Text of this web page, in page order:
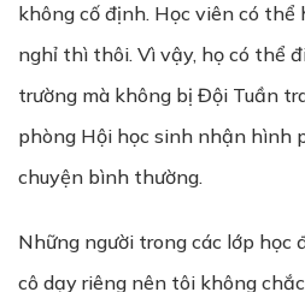
không cố định. Học viên có thể
nghỉ thì thôi. Vì vậy, họ có thể
trường mà không bị Đội Tuần
phòng Hội học sinh nhận hình
chuyện bình thường.
Những người trong các lớp
cô dạy riêng nên tôi không